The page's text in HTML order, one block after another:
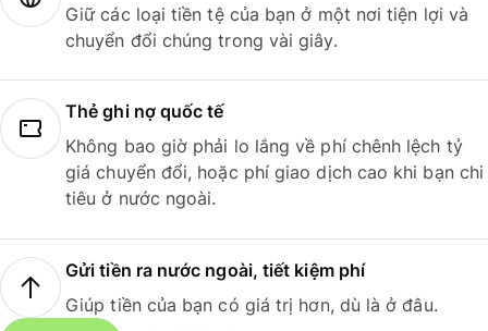
Giữ các loại tiền tệ của bạn ở một nơi tiện lợi và
chuyển đổi chúng trong vài giây.
Thẻ ghi nợ quốc tế
Không bao giờ phải lo lắng về phí chênh lệch tỷ
giá chuyển đổi, hoặc phí giao dịch cao khi bạn chi
tiêu ở nước ngoài.
Gửi tiền ra nước ngoài, tiết kiệm phí
Giúp tiền của bạn có giá trị hơn, dù là ở đâu.